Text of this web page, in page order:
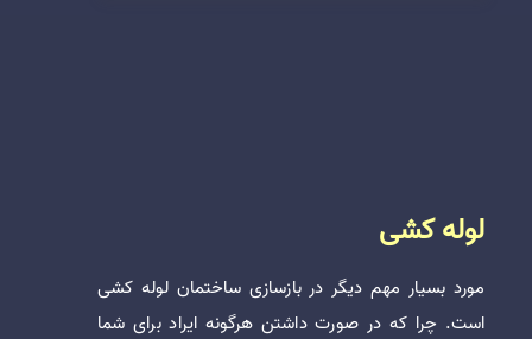
لوله کشی
مورد بسیار مهم دیگر در بازسازی ساختمان لوله کشی
است. چرا که در صورت داشتن هرگونه ایراد برای شما